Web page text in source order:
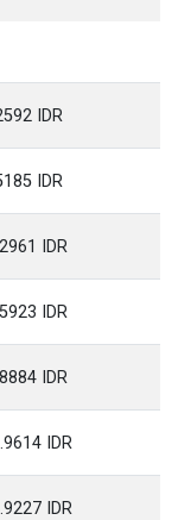
IDR
IDR
IDR
IDR
IDR
IDR
IDR